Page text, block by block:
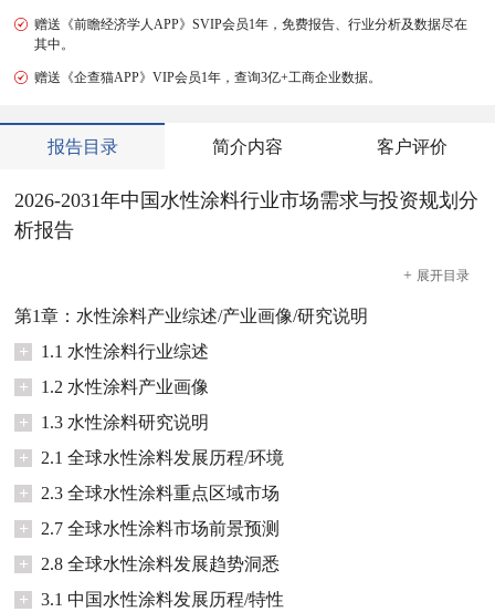
赠送《前瞻经济学人APP》SVIP会员1年，免费报告、行业分析及数据尽在
其中。
赠送《企查猫APP》VIP会员1年，查询3亿+工商企业数据。
报告目录 简介内容 客户评价
2026-2031年中国水性涂料行业市场需求与投资规划分
析报告
+ 展开目录
第1章：水性涂料产业综述/产业画像/研究说明
+
1.1 水性涂料行业综述
+
1.2 水性涂料产业画像
+
1.3 水性涂料研究说明
+
2.1 全球水性涂料发展历程/环境
+
2.3 全球水性涂料重点区域市场
+
2.7 全球水性涂料市场前景预测
+
2.8 全球水性涂料发展趋势洞悉
+
3.1 中国水性涂料发展历程/特性